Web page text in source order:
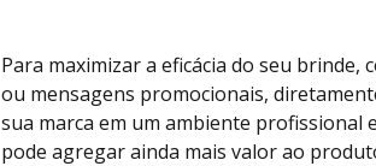
Para maximizar a eficácia do seu
ou mensagens promocionais,
sua marca em um ambiente profissional
pode agregar ainda mais valor ao